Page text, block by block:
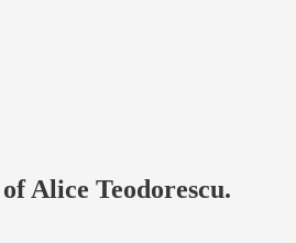
Alice Teodorescu.